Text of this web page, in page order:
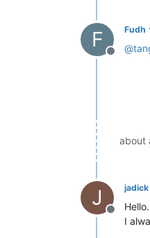
F
Offline
Fudh
@
about
J
Offline
jadick
Hello.
I